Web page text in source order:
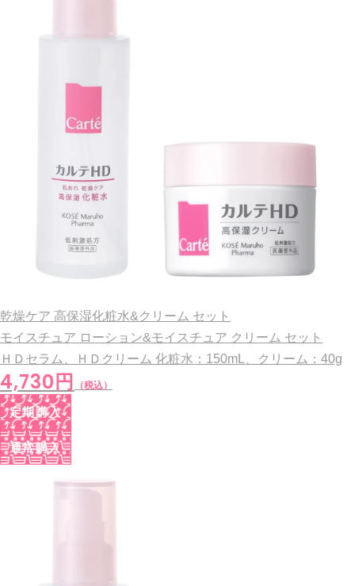
乾燥ケア 高保湿化粧水&クリーム セット
モイスチュア ローション&モイスチュア クリーム セット
ＨＤセラム、ＨＤクリーム 化粧水：150mL、クリーム：40g
4,730円 （税込）
定期購入
通常購入